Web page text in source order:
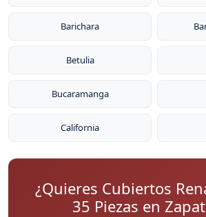
Barichara
Betulia
Bucaramanga
California
¿Quieres Cubiertos
35 Piezas en